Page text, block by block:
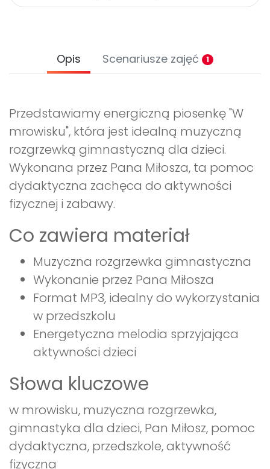
Opis Scenariusze zajęć 1
Przedstawiamy energiczną piosenkę "W
mrowisku", która jest idealną muzyczną
rozgrzewką gimnastyczną dla dzieci.
Wykonana przez Pana Miłosza, ta pomoc
dydaktyczna zachęca do aktywności
fizycznej i zabawy.
Co zawiera materiał
Muzyczna rozgrzewka gimnastyczna
Wykonanie przez Pana Miłosza
Format MP3, idealny do wykorzystania
w przedszkolu
Energetyczna melodia sprzyjająca
aktywności dzieci
Słowa kluczowe
w mrowisku, muzyczna rozgrzewka,
gimnastyka dla dzieci, Pan Miłosz, pomoc
dydaktyczna, przedszkole, aktywność
fizyczna